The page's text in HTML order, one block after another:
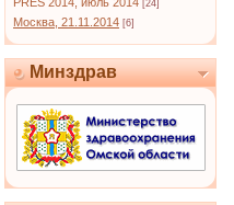
[24]
Москва, 21.11.2014 [6]
Минздрав